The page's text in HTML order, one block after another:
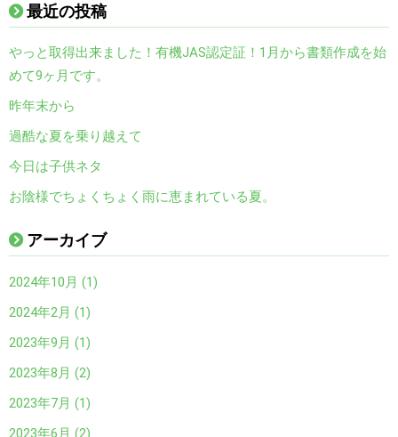
最近の投稿
やっと取得出来ました！有機JAS認定証！1月から書類作成を始
めて9ヶ月です。
昨年末から
過酷な夏を乗り越えて
今日は子供ネタ
お陰様でちょくちょく雨に恵まれている夏。
アーカイブ
2024年10月 (1)
2024年2月 (1)
2023年9月 (1)
2023年8月 (2)
2023年7月 (1)
2023年6月 (2)